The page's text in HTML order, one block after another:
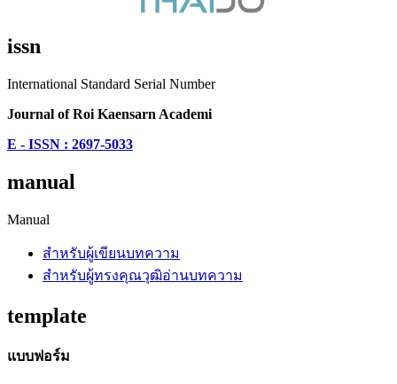
issn
International Standard Serial Number
Journal of Roi Kaensarn Academi
E - ISSN : 2697-5033
manual
Manual
สำหรับผู้เขียนบทความ
สำหรับผู้ทรงคุณวุฒิอ่านบทความ
template
แบบฟอร์ม